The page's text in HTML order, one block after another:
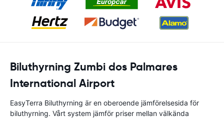
Biluthyrning Zumbi dos Palmares
International Airport
EasyTerra Biluthyrning är en oberoende jämförelsesida för
biluthyrning. Vårt system jämför priser mellan välkända